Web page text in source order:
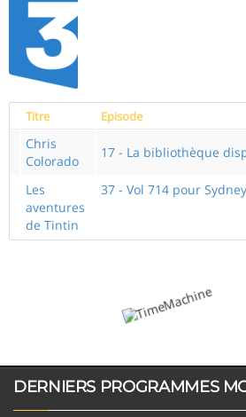
Titre Episode
Chris
Colorado
17 - La bibliothèque
Les
aventures
de Tintin
37 - Vol 714 pour
DERNIERS PROGRAMMES